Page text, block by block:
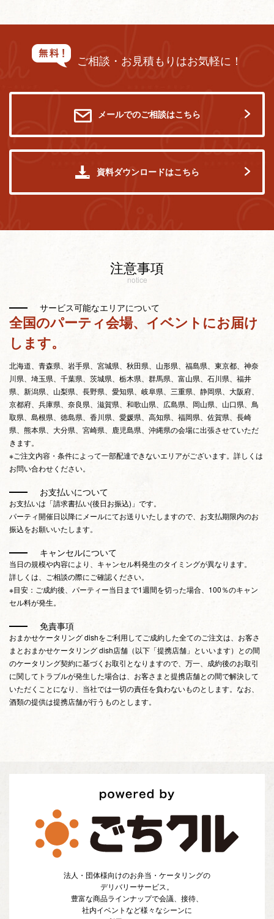
ご相談・お見積もりはお気軽に！
メールでのご相談はこちら
資料ダウンロードはこちら
注意事項
notice
サービス可能なエリアについて
全国のパーティ会場、イベントにお届け
します。
北海道、青森県、岩手県、宮城県、秋田県、山形県、福島県、東京都、神奈
川県、埼玉県、千葉県、茨城県、栃木県、群馬県、富山県、石川県、福井
県、新潟県、山梨県、長野県、愛知県、岐阜県、三重県、静岡県、大阪府、
京都府、兵庫県、奈良県、滋賀県、和歌山県、広島県、岡山県、山口県、鳥
取県、島根県、徳島県、香川県、愛媛県、高知県、福岡県、佐賀県、長崎
県、熊本県、大分県、宮崎県、鹿児島県、沖縄県の会場に出張させていただ
きます。
※ご注文内容・条件によって一部配達できないエリアがございます。詳しくは
お問い合わせください。
お支払いについて
お支払いは「請求書払い(後日お振込)」です。
パーティ開催日以降にメールにてお送りいたしますので、お支払期限内のお
振込をお願いいたします。
キャンセルについて
当日の規模や内容により、キャンセル料発生のタイミングが異なります。
詳しくは、ご相談の際にご確認ください。
※目安：ご成約後、パーティー当日まで1週間を切った場合、100％のキャン
セル料が発生。
免責事項
おまかせケータリング dishをご利用してご成約した全てのご注文は、お客さ
まとおまかせケータリング dish店舗（以下「提携店舗」といいます）との間
のケータリング契約に基づくお取引となりますので、万一、成約後のお取引
に関してトラブルが発生した場合は、お客さまと提携店舗との間で解決して
いただくことになり、当社では一切の責任を負わないものとします。なお、
酒類の提供は提携店舗が行うものとします。
法人・団体様向けのお弁当・ケータリングの
デリバリーサービス。
豊富な商品ラインナップで会議、接待、
社内イベントなど様々なシーンに